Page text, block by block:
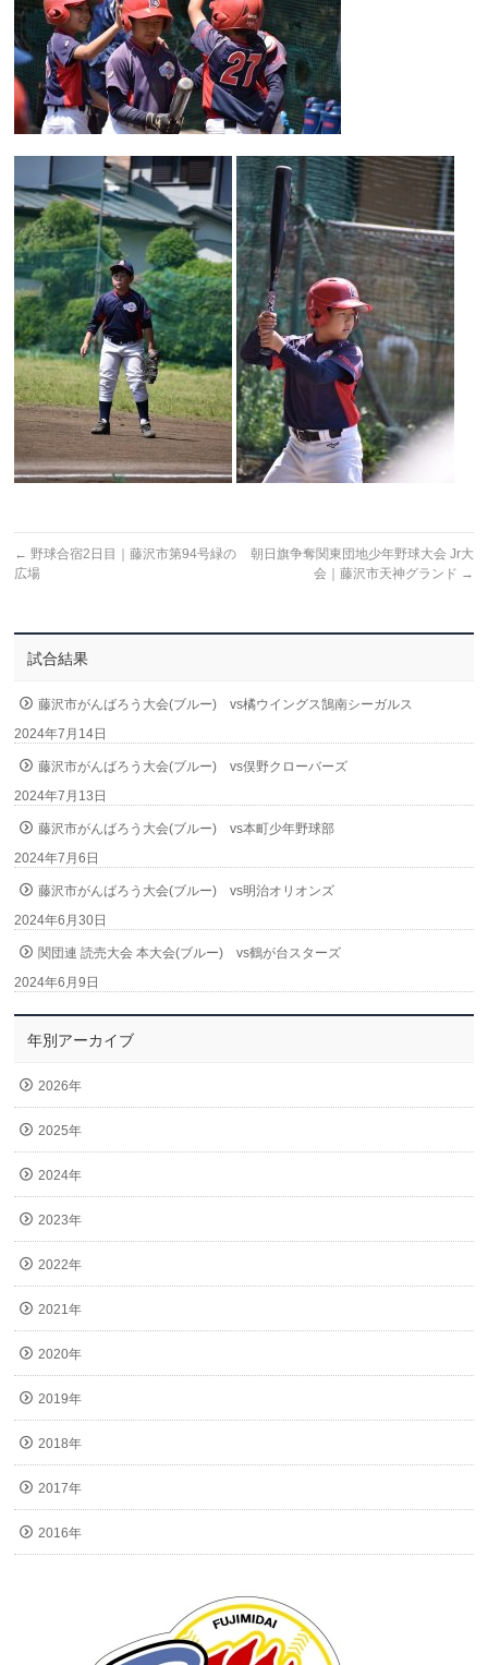
← 野球合宿2日目｜藤沢市第94号緑の
広場
朝日旗争奪関東団地少年野球大会 Jr大
会｜藤沢市天神グランド →
試合結果
藤沢市がんばろう大会(ブルー) vs橘ウイングス鵠南シーガルス
2024年7月14日
藤沢市がんばろう大会(ブルー) vs俣野クローバーズ
2024年7月13日
藤沢市がんばろう大会(ブルー) vs本町少年野球部
2024年7月6日
藤沢市がんばろう大会(ブルー) vs明治オリオンズ
2024年6月30日
関団連 読売大会 本大会(ブルー) vs鶴が台スターズ
2024年6月9日
年別アーカイブ
2026年
2025年
2024年
2023年
2022年
2021年
2020年
2019年
2018年
2017年
2016年